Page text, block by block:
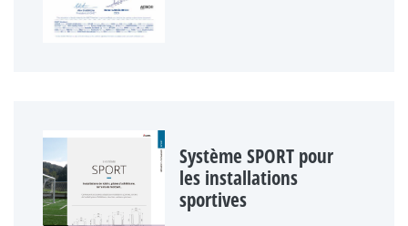
Système SPORT pour
les installations
sportives